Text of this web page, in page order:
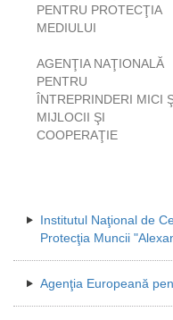
PENTRU PROTECŢIA
MEDIULUI
AGENŢIA NAŢIONALĂ
PENTRU
ÎNTREPRINDERI MICI
MIJLOCII ŞI
COOPERAŢIE
Institutul Naţional de
Protecţia Muncii
Agenţia Europeană